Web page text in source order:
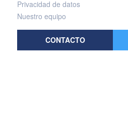
Privacidad de datos
Nuestro equipo
CONTACTO